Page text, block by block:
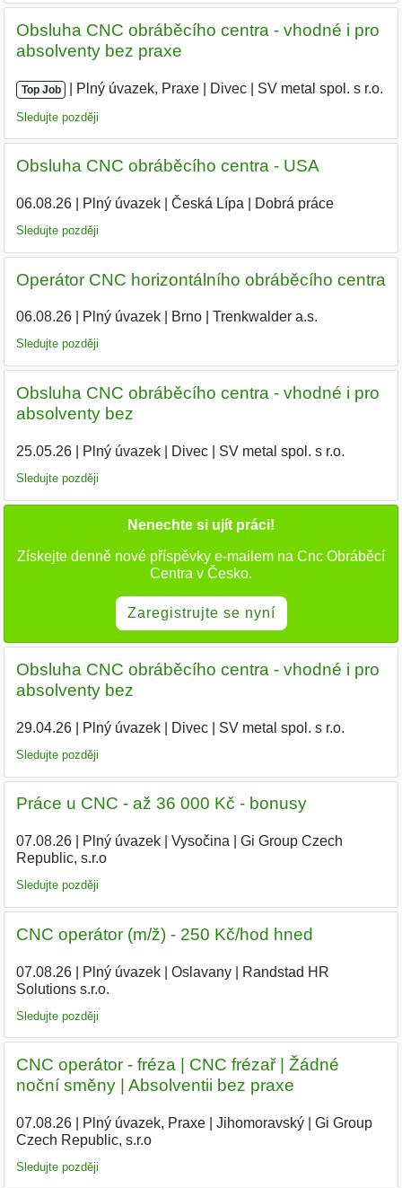
Obsluha CNC obráběcího centra - vhodné i pro
absolventy bez praxe
Top Job Plný úvazek, Praxe Divec SV metal spol. s r.o.
Sledujte později
Obsluha CNC obráběcího centra - USA
06.08.26| Plný úvazek| Česká Lípa Dobrá práce
Sledujte později
Operátor CNC horizontálního obráběcího centra
06.08.26| Plný úvazek| Brno| Trenkwalder a.s.
Sledujte později
Obsluha CNC obráběcího centra - vhodné i pro
absolventy bez
25.05.26| Plný úvazek| Divec| SV metal spol. s r.o.
Sledujte později
Nenechte si ujít práci!
Získejte denně nové příspěvky e-mailem na Cnc Obráběcí
Centra v Česko.
Zaregistrujte se nyní
Obsluha CNC obráběcího centra - vhodné i pro
absolventy bez
29.04.26| Plný úvazek| Divec| SV metal spol. s r.o.
Sledujte později
Práce u CNC - až 36 000 Kč - bonusy
07.08.26| Plný úvazek| Vysočina
Gi Group Czech
Republic, s.r.o
Sledujte později
CNC operátor (m/ž) - 250 Kč/hod hned
07.08.26| Plný úvazek| Oslavany|
Randstad HR
Solutions s.r.o.
Sledujte později
CNC operátor - fréza | CNC frézař | Žádné
noční směny | Absolventii bez praxe
07.08.26| Plný úvazek, Praxe| Jihomoravský|
Gi Group
Czech Republic, s.r.o
Sledujte později